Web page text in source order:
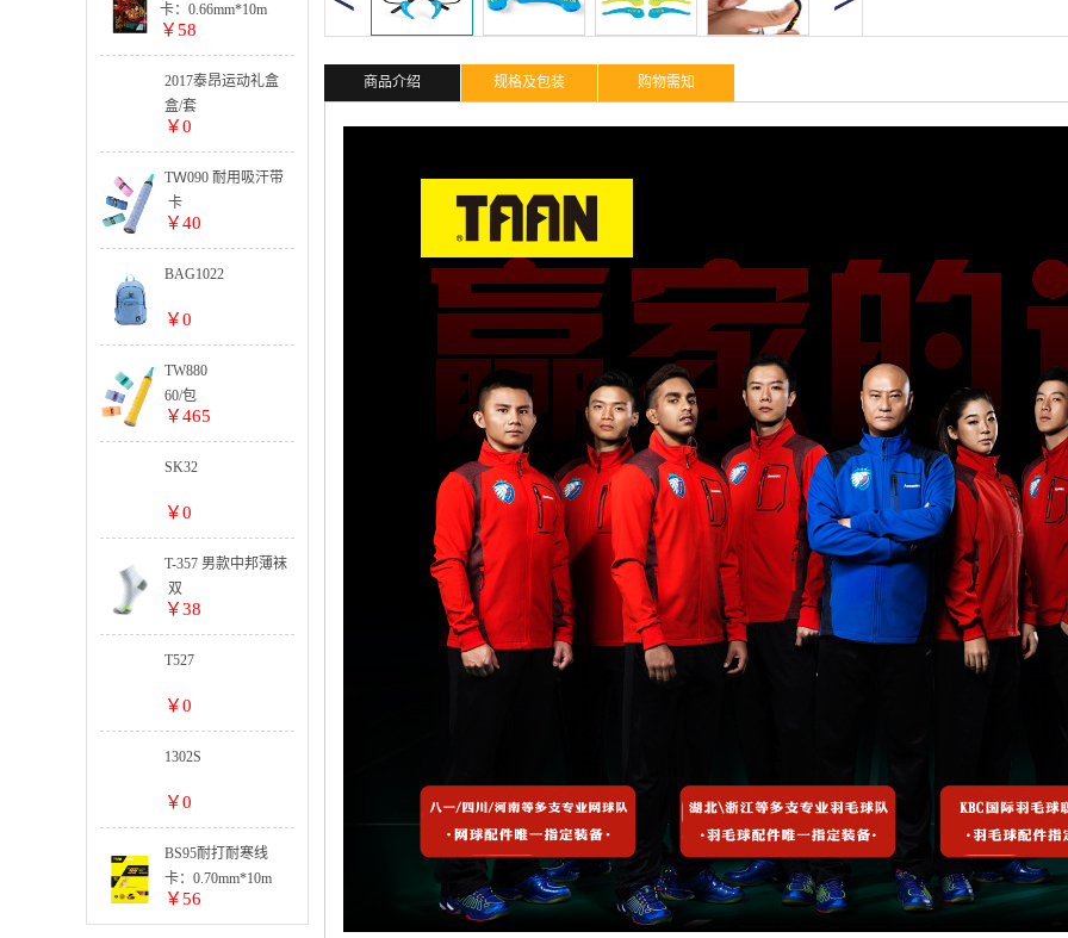
卡：0.66mm*10m
单色:
5卡起订
整盒:
25卡出货
￥58
2017泰昂运动礼盒
套装系列
盒/套
￥0
TＷ090 耐用吸汗带
卡
￥40
BAG1022
￥0
TW880
60/包
￥465
SK32
￥0
T-357 男款中邦薄袜
双
￥38
T527
￥0
1302S
￥0
BS95耐打耐寒线
卡：0.70mm*10m
￥56
商品介绍 规格及包装 购物需知